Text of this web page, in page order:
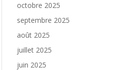
octobre 2025
septembre 2025
août 2025
juillet 2025
juin 2025